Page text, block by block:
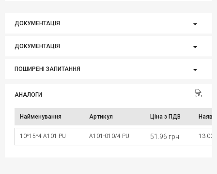
АНАЛОГИ
Найменування Артикул Ціна з ПДВ
10*15*4 A101 PU A101-010/4 PU 51.96 грн 13.00
ДОКУМЕНТАЦІЯ
ДОКУМЕНТАЦІЯ
ПОШИРЕНІ ЗАПИТАННЯ